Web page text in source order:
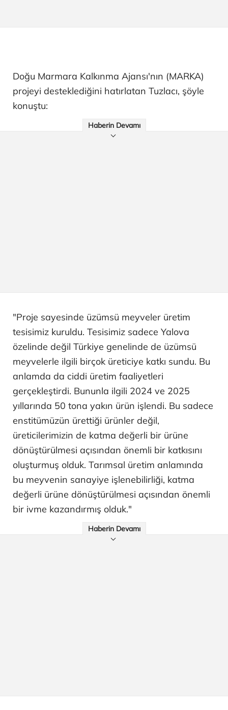
Doğu Marmara Kalkınma Ajansı'nın (MARKA)
projeyi desteklediğini hatırlatan Tuzlacı, şöyle
konuştu:
Haberin Devamı
"Proje sayesinde üzümsü meyveler üretim
tesisimiz kuruldu. Tesisimiz sadece Yalova
özelinde değil Türkiye genelinde de üzümsü
meyvelerle ilgili birçok üreticiye katkı sundu. Bu
anlamda da ciddi üretim faaliyetleri
gerçekleştirdi. Bununla ilgili 2024 ve 2025
yıllarında 50 tona yakın ürün işlendi. Bu sadece
enstitümüzün ürettiği ürünler değil,
üreticilerimizin de katma değerli bir ürüne
dönüştürülmesi açısından önemli bir katkısını
oluşturmuş olduk. Tarımsal üretim anlamında
bu meyvenin sanayiye işlenebilirliği, katma
değerli ürüne dönüştürülmesi açısından önemli
bir ivme kazandırmış olduk."
Haberin Devamı